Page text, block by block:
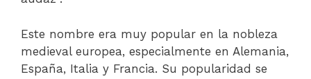
Este nombre era muy popular en la nobleza
medieval europea, especialmente en Alemania,
España, Italia y Francia. Su popularidad se